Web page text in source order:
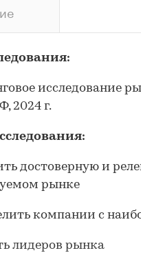
исследование
2024 г.
достоверную и
рынке
компании с
лидеров рынка